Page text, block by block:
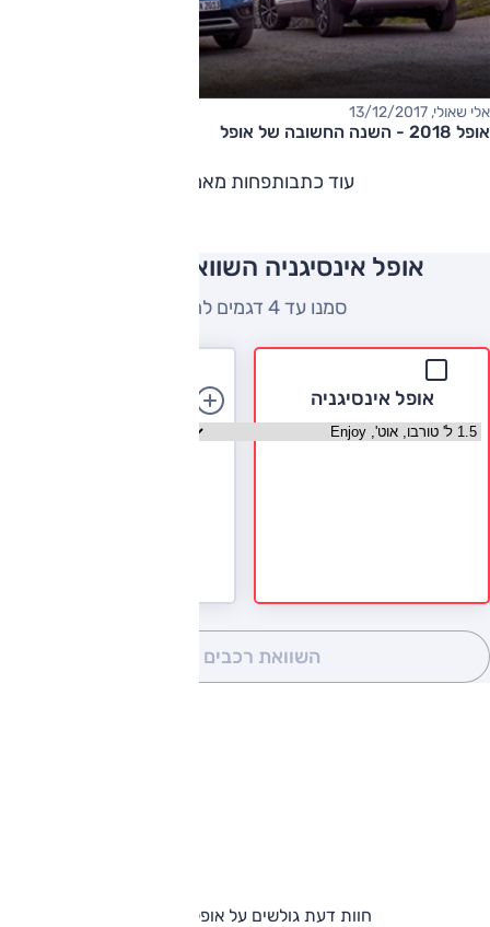
אלי שאולי, 13/12/2017
אופל 2018 - השנה החשובה של אופל
עוד כתבותפחות מאמרים
אופל אינסיגניה השוואה למתחרים
סמנו עד 4 דגמים להשוואה
אופל אינסיגניה
בחר גרסה אופל אינסיגניה
השוואת רכבים
חוות דעת גולשים על אופל אינסיגניה